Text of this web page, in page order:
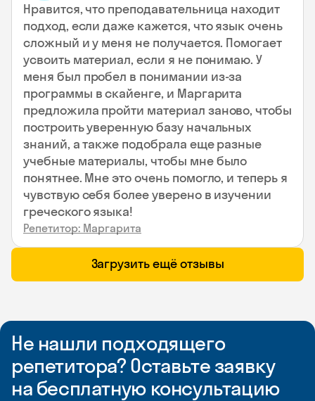
Нравится, что преподавательница находит
подход, если даже кажется, что язык очень
сложный и у меня не получается. Помогает
усвоить материал, если я не понимаю. У
меня был пробел в понимании из-за
программы в скайенге, и Маргарита
предложила пройти материал заново, чтобы
построить уверенную базу начальных
знаний, а также подобрала еще разные
учебные материалы, чтобы мне было
понятнее. Мне это очень помогло, и теперь я
чувствую себя более уверено в изучении
греческого языка!
Репетитор: Маргарита
Загрузить ещё отзывы
Не нашли подходящего
репетитора? Оставьте заявку
на бесплатную консультацию